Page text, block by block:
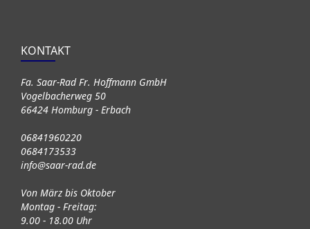
KONTAKT
Fa. Saar-Rad Fr. Hoffmann GmbH
Vogelbacherweg 50
66424 Homburg - Erbach
06841960220
0684173533
info@saar-rad.de
Von März bis Oktober
Montag - Freitag:
9.00 - 18.00 Uhr